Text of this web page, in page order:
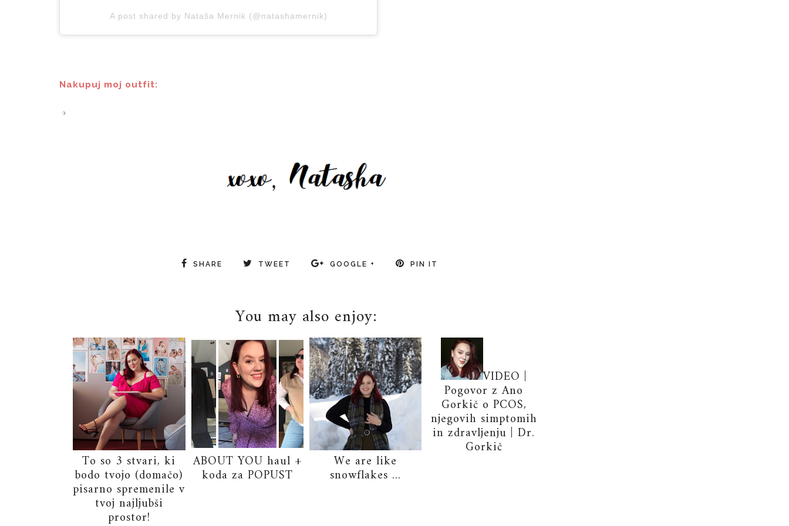
A post shared by Nataša Mernik (@natashamernik)
Nakupuj moj outfit:
SHARE TWEET GOOGLE + PIN IT
You may also enjoy:
To so 3 stvari, ki
bodo tvojo (domačo)
pisarno spremenile v
tvoj najljubši
prostor!
ABOUT YOU haul +
koda za POPUST
We are like
snowflakes ...
VIDEO |
Pogovor z Ano
Gorkič o PCOS,
njegovih simptomih
in zdravljenju | Dr.
Gorkič